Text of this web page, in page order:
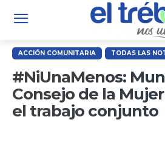
ACCIÓN COMUNITARIA TODAS LAS
#NiUnaMenos:
Consejo de la
el trabajo conjunto